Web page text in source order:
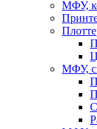
МФУ,
МФУ,